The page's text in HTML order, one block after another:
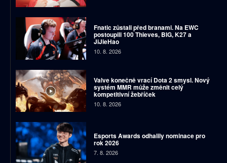
Fnatic zůstali před branami. Na EWC
postoupili 100 Thieves, BIG, K27 a
JiJieHao
10. 8. 2026
Valve konečně vrací Dota 2 smysl. Nový
systém MMR může změnit celý
kompetitivní žebříček
10. 8. 2026
Esports Awards odhalily nominace pro
rok 2026
7. 8. 2026